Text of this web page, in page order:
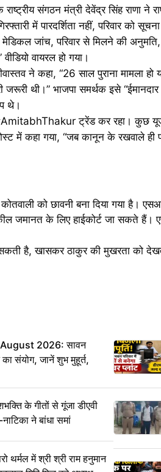
संगठन मंत्री देवेंद्र सिंह राणा ने
में पारदर्शिता नहीं, परिवार को
जांच, परिवार से मिलने की
वायरल हो गया।
ने कहा, “26 साल पुराना मामला
जरूरी थी।” भाजपा समर्थक इसे
थे।
ट्रेंड कर रहा। कुछ
में कहा गया, “जब कानून के रखवाले ही
को छावनी बना दिया गया है।
जमानत के लिए हाईकोर्ट जा सकते हैं।
सकती है, खासकर ठाकुर की मुखरता को
2026: सावन
का संयोग, जानें शुभ मुहूर्त,
के गीतों से गूंजा डीएवी
ने बांधा समां
में श्री श्री राम हनुमान